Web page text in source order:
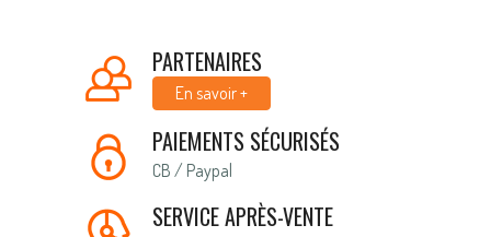
PARTENAIRES
En savoir +
PAIEMENTS SÉCURISÉS
CB / Paypal
SERVICE APRÈS-VENTE